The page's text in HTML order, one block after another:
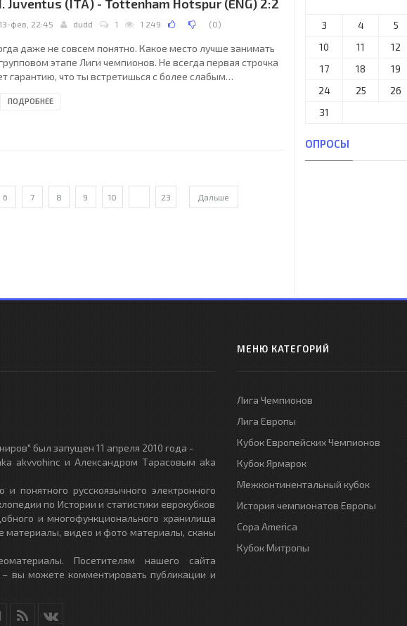
Juventus (ITA) - Tottenham Hotspur (ENG) 2:2
13-фев, 22:45 dudd 1 1 249 (0)
даже не совсем понятно. Какое место лучше занимать
этапе Лиги чемпионов. Не всегда первая строчка
гарантию, что ты встретишься с более слабым
в своем квартете «D» занял вторую строчку следом
ПОДРОБНЕЕ
6 7 8 9 10 23 Дальше
3
4 5
10
11 12
17
18 19
24
25 26
31
ОПРОСЫ
был запущен 11 апреля 2010 года -
akvvohinc и Александром Тарасовым aka
понятного русскоязычного электронного
по Истории и статистики еврокубков
и многофункционального хранилища
материалы, видео и фото материалы, сканы
Посетителям нашего сайта
вы можете комментировать публикации и
МЕНЮ КАТЕГОРИЙ
Лига Чемпионов
Лига Европы
Кубок Европейских Чемпионов
Кубок Ярмарок
Межконтинентальный кубок
История чемпионатов Европы
Copa America
Кубок Митропы